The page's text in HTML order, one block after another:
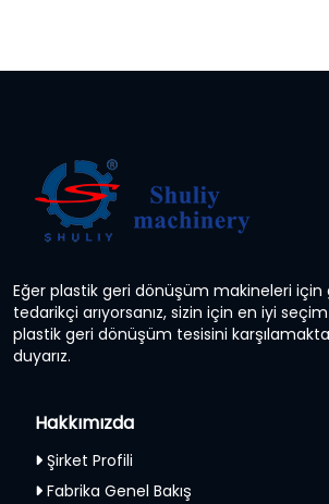
Eğer plastik geri dönüşüm makineleri için
tedarikçi arıyorsanız, sizin için en iyi
plastik geri dönüşüm tesisini
duyarız.
Hakkımızda
Şirket Profili
Fabrika Genel Bakış